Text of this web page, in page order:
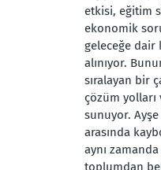
etkisi, eğitim
ekonomik
geleceğe dair
alınıyor.
sıralayan bir
çözüm
sunuyor.
arasında
aynı
toplumdan